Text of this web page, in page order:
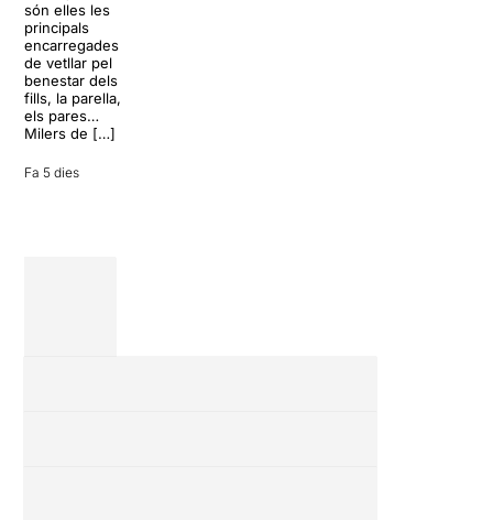
són elles les
principals
encarregades
de vetllar pel
benestar dels
fills, la parella,
els pares…
Milers de […]
Fa 5 dies